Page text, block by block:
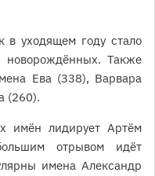
в уходящем году стало
Также
Ева (338), Варвара
(260).
имён лидирует Артём
отрывом идёт
имена Александр